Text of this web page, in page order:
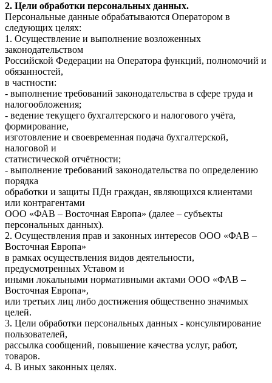
2. Цели обработки персональных данных.
Персональные данные обрабатываются Оператором в
следующих целях:
1. Осуществление и выполнение возложенных
законодательством
Российской Федерации на Оператора функций, полномочий и
обязанностей,
в частности:
- выполнение требований законодательства в сфере труда и
налогообложения;
- ведение текущего бухгалтерского и налогового учёта,
формирование,
изготовление и своевременная подача бухгалтерской,
налоговой и
статистической отчётности;
- выполнение требований законодательства по определению
порядка
обработки и защиты ПДн граждан, являющихся клиентами
или контрагентами
ООО «ФАВ – Восточная Европа» (далее – субъекты
персональных данных).
2. Осуществления прав и законных интересов ООО «ФАВ –
Восточная Европа»
в рамках осуществления видов деятельности,
предусмотренных Уставом и
иными локальными нормативными актами ООО «ФАВ –
Восточная Европа»,
или третьих лиц либо достижения общественно значимых
целей.
3. Цели обработки персональных данных - консультирование
пользователей,
рассылка сообщений, повышение качества услуг, работ,
товаров.
4. В иных законных целях.